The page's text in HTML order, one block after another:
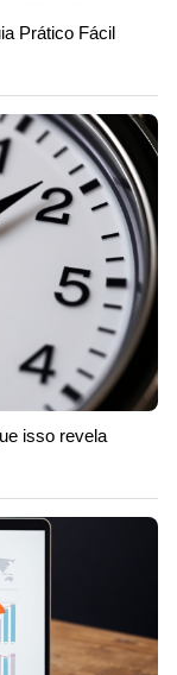
Prático Fácil
isso revela